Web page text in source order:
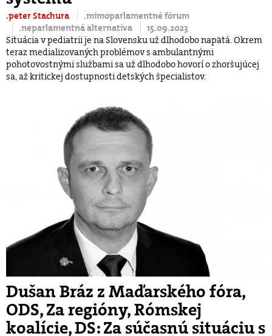
.peter Stachura
.mimoparlamentné fórum
.neparlamentná alternatíva
15.09.2023
Situácia v pediatrii je na Slovensku už dlhodobo napätá. Okrem
teraz medializovaných problémov s ambulantnými
pohotovostnými službami sa už dlhodobo hovorí o zhoršujúcej
sa, až kritickej dostupnosti detských špecialistov.
Dušan Bráz z Maďarského fóra,
ODS, Za regióny, Rómskej
koalície, DS: Za súčasnú situáciu s